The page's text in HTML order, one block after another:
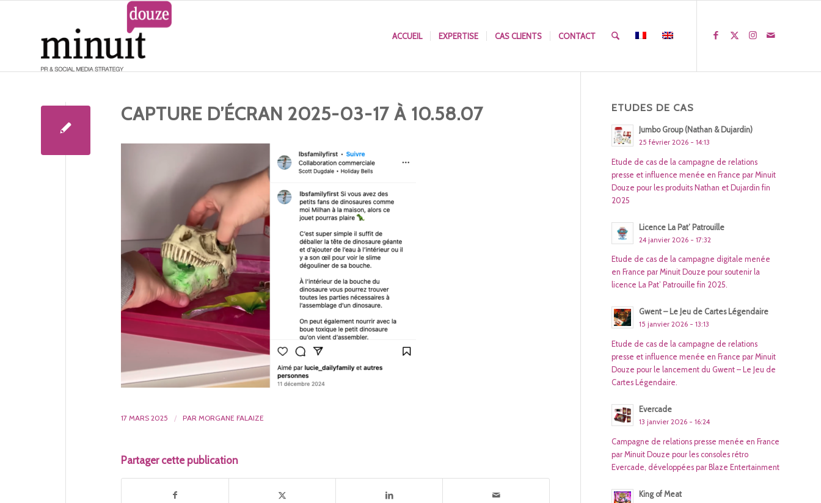
ACCUEIL EXPERTISE CAS CLIENTS CONTACT
CAPTURE D’ÉCRAN 2025-03-17 À 10.58.07
17 MARS 2025 / PAR MORGANE FALAIZE
Partager cette publication
ETUDES DE CAS
Jumbo Group (Nathan & Dujardin)
25 février 2026 - 14:13
Etude de cas de la campagne de relations
presse et influence menée en France par Minuit
Douze pour les produits Nathan et Dujardin fin
2025
Licence La Pat’ Patrouille
24 janvier 2026 - 17:32
Etude de cas de la campagne digitale menée
en France par Minuit Douze pour soutenir la
licence La Pat’ Patrouille fin 2025.
Gwent – Le Jeu de Cartes Légendaire
15 janvier 2026 - 13:13
Etude de cas de la campagne de relations
presse et influence menée en France par Minuit
Douze pour le lancement du Gwent – Le Jeu de
Cartes Légendaire.
Evercade
13 janvier 2026 - 16:24
Campagne de relations presse menée en France
par Minuit Douze pour les consoles rétro
Evercade, développées par Blaze Entertainment
King of Meat